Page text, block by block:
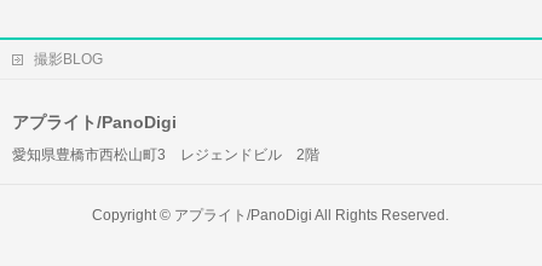
撮影BLOG
アプライト/PanoDigi
愛知県豊橋市西松山町3 レジェンドビル 2階
Copyright © アプライト/PanoDigi All Rights Reserved.